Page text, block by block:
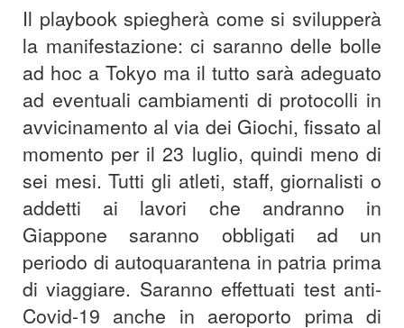
Il playbook spiegherà come si svilupperà
la manifestazione: ci saranno delle bolle
ad hoc a Tokyo ma il tutto sarà adeguato
ad eventuali cambiamenti di protocolli in
avvicinamento al via dei Giochi, fissato al
momento per il 23 luglio, quindi meno di
sei mesi. Tutti gli atleti, staff, giornalisti o
addetti ai lavori che andranno in
Giappone saranno obbligati ad un
periodo di autoquarantena in patria prima
di viaggiare. Saranno effettuati test anti-
Covid-19 anche in aeroporto prima di